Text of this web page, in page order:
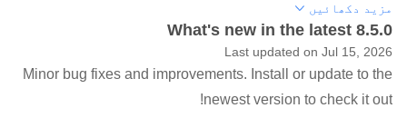
چاہے آپ طالب علم ، اساتذہ ، ہومسولر ، پرنسپل ،
20 سال کے بعد کلاس روم میں واپس آنے والے بالغ ، یا
زمینی حیاتیات میں ٹانگ اٹھانے کی کوشش کرنے
والے دوستانہ اجنبی۔ خان اکیڈمی کی ذاتی نوعیت
مزید دکھائیں
What's new in the latest 8.5.0
Last updated on Jul 15, 2026
Minor bug fixes and improvements. Install or update to the
newest version to check it out!